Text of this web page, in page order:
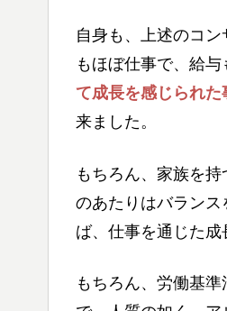
自身も、上述のコ
もほぼ仕事で、給
て成長を感じられ
来ました。
もちろん、家族を
のあたりはバラン
ば、仕事を通じた成
もちろん、労働基